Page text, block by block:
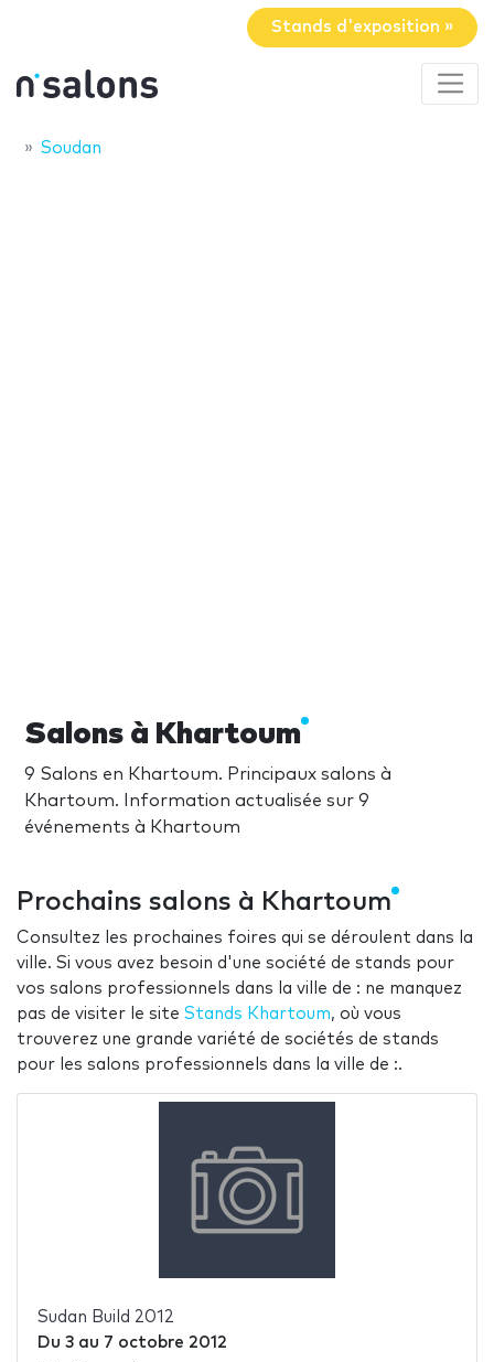
Stands d'exposition »
Soudan
Salons à Khartoum
9 Salons en Khartoum. Principaux salons à
Khartoum. Information actualisée sur 9
événements à Khartoum
Prochains salons à Khartoum
Consultez les prochaines foires qui se déroulent dans la
ville. Si vous avez besoin d'une société de stands pour
vos salons professionnels dans la ville de : ne manquez
pas de visiter le site Stands Khartoum, où vous
trouverez une grande variété de sociétés de stands
pour les salons professionnels dans la ville de :.
Sudan Build 2012
Du 3au 7 octobre 2012